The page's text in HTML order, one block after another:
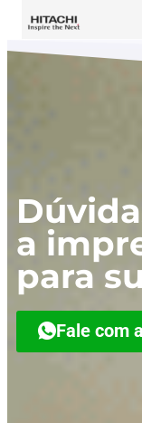
a
para
Fale com